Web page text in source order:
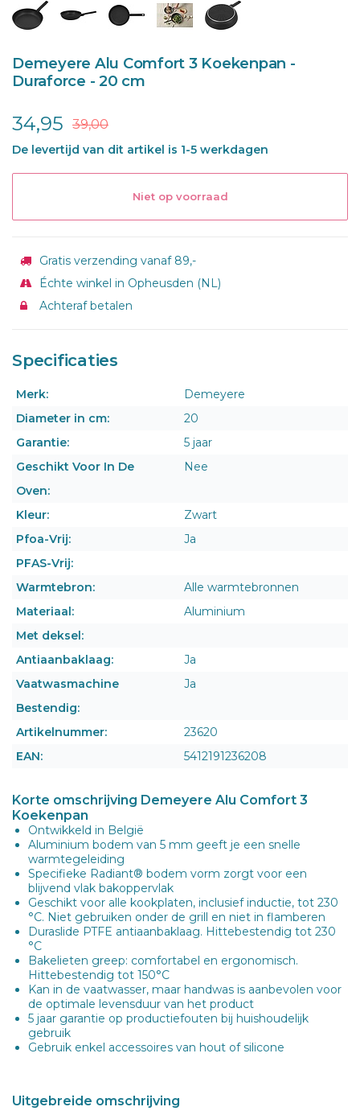
Demeyere Alu Comfort 3 Koekenpan -
Duraforce - 20 cm
34,95 39,00
De levertijd van dit artikel is 1-5 werkdagen
Niet op voorraad
Gratis verzending vanaf 89,-
Échte winkel in Opheusden (NL)
Achteraf betalen
Specificaties
Merk:
Demeyere
Diameter in cm:
20
Garantie:
5 jaar
Geschikt Voor In De
Oven:
Nee
Kleur:
Zwart
Pfoa-Vrij:
Ja
PFAS-Vrij:
Warmtebron:
Alle warmtebronnen
Materiaal:
Aluminium
Met deksel:
Antiaanbaklaag:
Ja
Vaatwasmachine
Bestendig:
Ja
Artikelnummer:
23620
EAN:
5412191236208
Korte omschrijving Demeyere Alu Comfort 3
Koekenpan
Ontwikkeld in België
Aluminium bodem van 5 mm geeft je een snelle
warmtegeleiding
Specifieke Radiant® bodem vorm zorgt voor een
blijvend vlak bakoppervlak
Geschikt voor alle kookplaten, inclusief inductie, tot 230
°C. Niet gebruiken onder de grill en niet in flamberen
Duraslide PTFE antiaanbaklaag. Hittebestendig tot 230
°C
Bakelieten greep: comfortabel en ergonomisch.
Hittebestendig tot 150°C
Kan in de vaatwasser, maar handwas is aanbevolen voor
de optimale levensduur van het product
5 jaar garantie op productiefouten bij huishoudelijk
gebruik
Gebruik enkel accessoires van hout of silicone
Uitgebreide omschrijving